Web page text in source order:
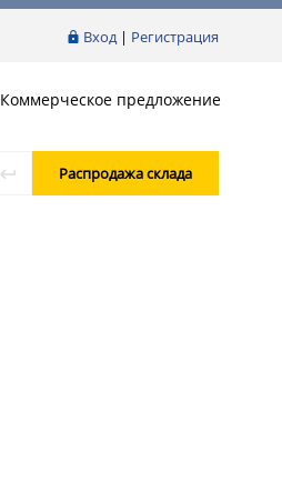
Вход| Регистрация
Коммерческое предложение
Распродажа склада